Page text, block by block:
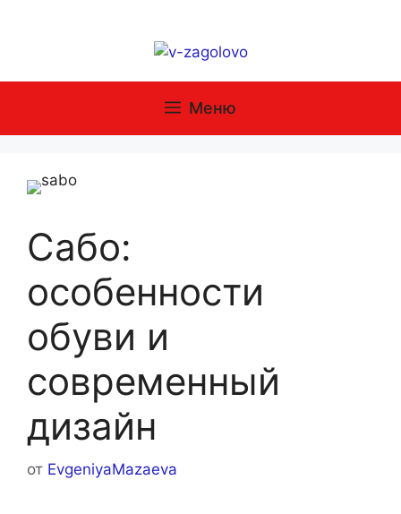
Меню
Сабо:
особенности
обуви и
современный
дизайн
от EvgeniyaMazaeva